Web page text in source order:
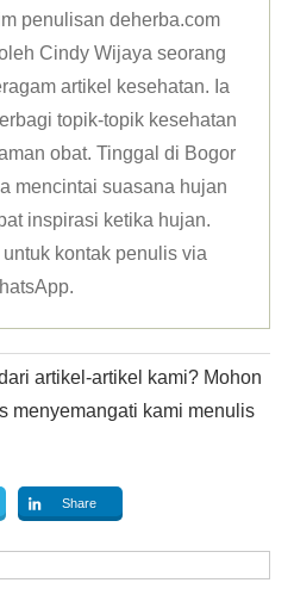
penulisan deherba.com
Cindy Wijaya seorang
artikel kesehatan. Ia
topik-topik kesehatan
obat. Tinggal di Bogor
mencintai suasana hujan
inspirasi ketika hujan.
kontak penulis via
.
artikel-artikel kami? Mohon
menyemangati kami menulis
Share